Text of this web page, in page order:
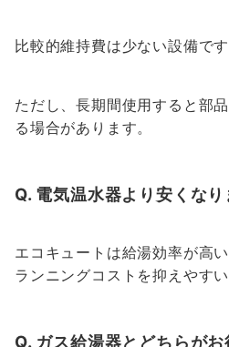
比較的維持費は少ない設備です
ただし、長期間使用すると部
る場合があります。
Q. 電気温水器より安くなり
エコキュートは給湯効率が高
ランニングコストを抑えやす
Q. ガス給湯器とどちらがお